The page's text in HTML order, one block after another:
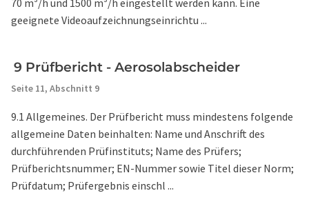
70 m³/h und 1500 m³/h eingestellt werden kann. Eine
geeignete Videoaufzeichnungseinrichtu ...
9 Prüfbericht - Aerosolabscheider
Seite 11, Abschnitt 9
9.1 Allgemeines. Der Prüfbericht muss mindestens folgende
allgemeine Daten beinhalten: Name und Anschrift des
durchführenden Prüfinstituts; Name des Prüfers;
Prüfberichtsnummer; EN-Nummer sowie Titel dieser Norm;
Prüfdatum; Prüfergebnis einschl ...